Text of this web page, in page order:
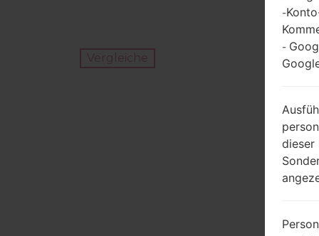
Vergleiche
-
-
dieser